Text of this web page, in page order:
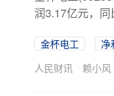
润3.17亿元，
细分化和国际化
金杯电工
净
人民财讯
赖小风